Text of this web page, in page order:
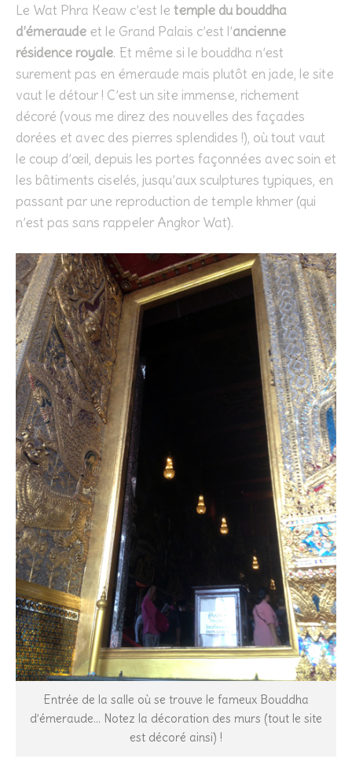
Le Wat Phra Keaw c’est le temple du bouddha
d’émeraude et le Grand Palais c’est l’ancienne
résidence royale. Et même si le bouddha n’est
surement pas en émeraude mais plutôt en jade, le site
vaut le détour ! C’est un site immense, richement
décoré (vous me direz des nouvelles des façades
dorées et avec des pierres splendides !), où tout vaut
le coup d’œil, depuis les portes façonnées avec soin et
les bâtiments ciselés, jusqu’aux sculptures typiques, en
passant par une reproduction de temple khmer (qui
n’est pas sans rappeler Angkor Wat).
Entrée de la salle où se trouve le fameux Bouddha
d’émeraude… Notez la décoration des murs (tout le site
est décoré ainsi) !